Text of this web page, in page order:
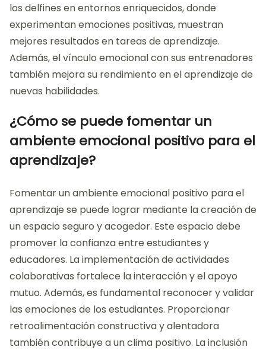
los delfines en entornos enriquecidos, donde
experimentan emociones positivas, muestran
mejores resultados en tareas de aprendizaje.
Además, el vínculo emocional con sus entrenadores
también mejora su rendimiento en el aprendizaje de
nuevas habilidades.
¿Cómo se puede fomentar un
ambiente emocional positivo para el
aprendizaje?
Fomentar un ambiente emocional positivo para el
aprendizaje se puede lograr mediante la creación de
un espacio seguro y acogedor. Este espacio debe
promover la confianza entre estudiantes y
educadores. La implementación de actividades
colaborativas fortalece la interacción y el apoyo
mutuo. Además, es fundamental reconocer y validar
las emociones de los estudiantes. Proporcionar
retroalimentación constructiva y alentadora
también contribuye a un clima positivo. La inclusión